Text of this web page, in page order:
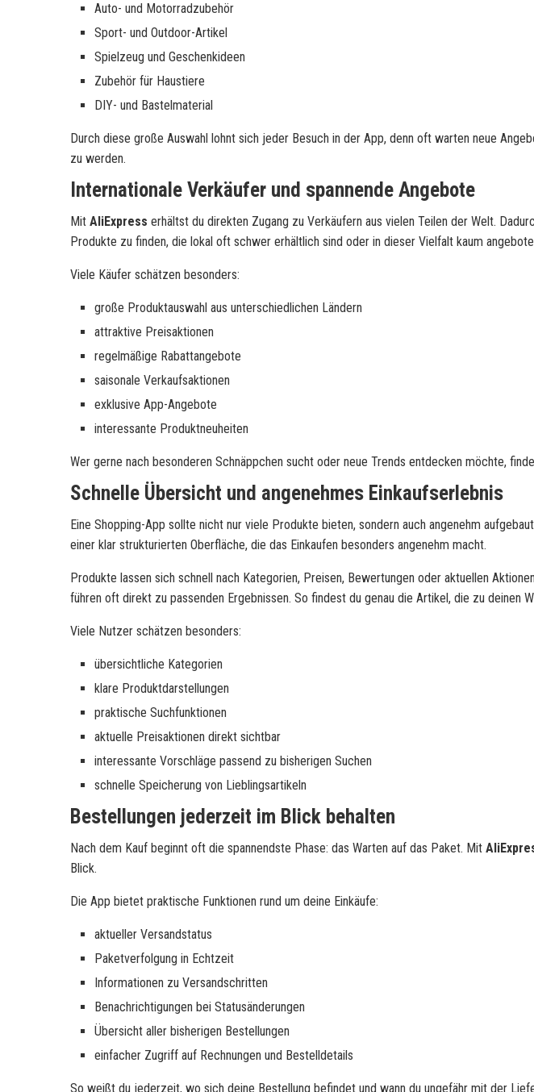
Auto- und Motorradzubehör
Sport- und Outdoor-Artikel
Spielzeug und Geschenkideen
Zubehör für Haustiere
DIY- und Bastelmaterial
Durch diese große Auswahl lohnt sich jeder Besuch in der App, denn oft warten neue
zu werden.
Internationale Verkäufer und spannende Angebote
Mit AliExpress erhältst du direkten Zugang zu Verkäufern aus vielen Teilen der Welt.
Produkte zu finden, die lokal oft schwer erhältlich sind oder in dieser Vielfalt kaum
Viele Käufer schätzen besonders:
große Produktauswahl aus unterschiedlichen Ländern
attraktive Preisaktionen
regelmäßige Rabattangebote
saisonale Verkaufsaktionen
exklusive App-Angebote
interessante Produktneuheiten
Wer gerne nach besonderen Schnäppchen sucht oder neue Trends entdecken möchte,
Schnelle Übersicht und angenehmes Einkaufserlebnis
Eine Shopping-App sollte nicht nur viele Produkte bieten, sondern auch angenehm
einer klar strukturierten Oberfläche, die das Einkaufen besonders angenehm macht.
Produkte lassen sich schnell nach Kategorien, Preisen, Bewertungen oder aktuellen
führen oft direkt zu passenden Ergebnissen. So findest du genau die Artikel, die zu deinen
Viele Nutzer schätzen besonders:
übersichtliche Kategorien
klare Produktdarstellungen
praktische Suchfunktionen
aktuelle Preisaktionen direkt sichtbar
interessante Vorschläge passend zu bisherigen Suchen
schnelle Speicherung von Lieblingsartikeln
Bestellungen jederzeit im Blick behalten
Nach dem Kauf beginnt oft die spannendste Phase: das Warten auf das Paket. Mit
Blick.
Die App bietet praktische Funktionen rund um deine Einkäufe:
aktueller Versandstatus
Paketverfolgung in Echtzeit
Informationen zu Versandschritten
Benachrichtigungen bei Statusänderungen
Übersicht aller bisherigen Bestellungen
einfacher Zugriff auf Rechnungen und Bestelldetails
So weißt du jederzeit, wo sich deine Bestellung befindet und wann du ungefähr mit der